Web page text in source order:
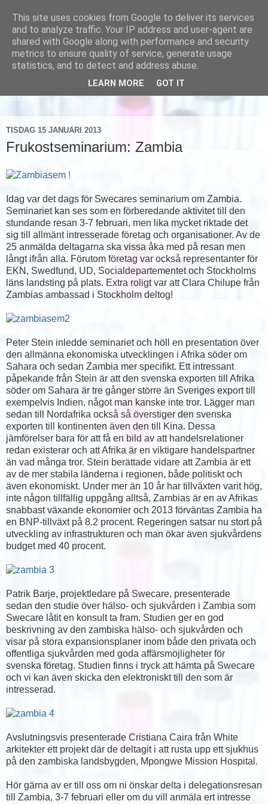
Läs om hur vi marknadsför svensk sjukvård och svenska
företag
TISDAG 15 JANUARI 2013
Frukostseminarium: Zambia
Idag var det dags för Swecares seminarium om Zambia.
Seminariet kan ses som en förberedande aktivitet till den
stundande resan 3-7 februari, men lika mycket riktade det
sig till allmänt intresserade företag och organisationer. Av de
25 anmälda deltagarna ska vissa åka med på resan men
långt ifrån alla. Förutom företag var också representanter för
EKN, Swedfund, UD, Socialdepartementet och Stockholms
läns landsting på plats. Extra roligt var att Clara Chilupe från
Zambias ambassad i Stockholm deltog!
Peter Stein inledde seminariet och höll en presentation över
den allmänna ekonomiska utvecklingen i Afrika söder om
Sahara och sedan Zambia mer specifikt. Ett intressant
påpekande från Stein är att den svenska exporten till Afrika
söder om Sahara är tre gånger större än Sveriges export till
exempelvis Indien, något man kanske inte tror. Lägger man
sedan till Nordafrika också så överstiger den svenska
exporten till kontinenten även den till Kina. Dessa
jämförelser bara för att få en bild av att handelsrelationer
redan existerar och att Afrika är en viktigare handelspartner
än vad många tror. Stein berättade vidare att Zambia är ett
av de mer stabila länderna i regionen, både politiskt och
även ekonomiskt. Under mer än 10 år har tillväxten varit hög,
inte någon tillfällig uppgång alltså, Zambias är en av Afrikas
snabbast växande ekonomier och 2013 förväntas Zambia ha
en BNP-tillväxt på 8.2 procent. Regeringen satsar nu stort på
utveckling av infrastrukturen och man ökar även sjukvårdens
budget med 40 procent.
Patrik Barje, projektledare på Swecare, presenterade
sedan den studie över hälso- och sjukvården i Zambia som
Swecare låtit en konsult ta fram. Studien ger en god
beskrivning av den zambiska hälso- och sjukvården och
visar på stora expansionsplaner inom både den privata och
offentliga sjukvården med goda affärsmöjligheter för
svenska företag. Studien finns i tryck att hämta på Swecare
och vi kan även skicka den elektroniskt till den som är
intresserad.
Avslutningsvis presenterade Cristiana Caira från White
arkitekter ett projekt där de deltagit i att rusta upp ett sjukhus
på den zambiska landsbygden, Mpongwe Mission Hospital.
Hör gärna av er till oss om ni önskar delta i delegationsresan
till Zambia, 3-7 februari eller om du vill anmäla ert intresse
This site uses cookies from Google to deliver its services
and to analyze traffic. Your IP address and user-agent are
shared with Google along with performance and security
metrics to ensure quality of service, generate usage
statistics, and to detect and address abuse.
LEARN MORE GOT IT